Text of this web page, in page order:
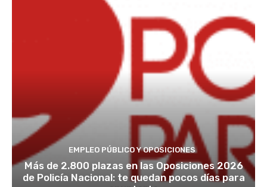
EMPLEO PÚBLICO Y OPOSICIONES
Más de 2.800 plazas en las Oposiciones 2026
de Policía Nacional: te quedan pocos días para